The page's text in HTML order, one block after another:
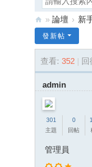
萌
台
灣
外
» 論壇 › 新
發新帖
查看: 352 | 回
admin
301
主題
0
回帖
管理員